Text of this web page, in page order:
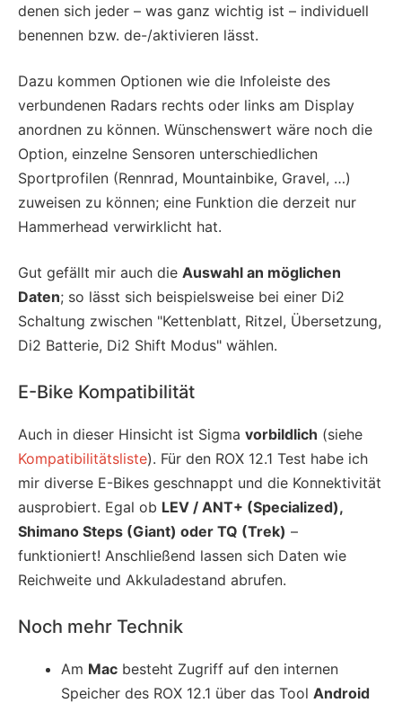
denen sich jeder – was ganz wichtig ist – individuell
benennen bzw. de-/aktivieren lässt.
Dazu kommen Optionen wie die Infoleiste des
verbundenen Radars rechts oder links am Display
anordnen zu können. Wünschenswert wäre noch die
Option, einzelne Sensoren unterschiedlichen
Sportprofilen (Rennrad, Mountainbike, Gravel, …)
zuweisen zu können; eine Funktion die derzeit nur
Hammerhead verwirklicht hat.
Gut gefällt mir auch die Auswahl an möglichen
Daten; so lässt sich beispielsweise bei einer Di2
Schaltung zwischen "Kettenblatt, Ritzel, Übersetzung,
Di2 Batterie, Di2 Shift Modus" wählen.
E-Bike Kompatibilität
Auch in dieser Hinsicht ist Sigma vorbildlich (siehe
Kompatibilitätsliste). Für den ROX 12.1 Test habe ich
mir diverse E-Bikes geschnappt und die Konnektivität
ausprobiert. Egal ob LEV / ANT+ (Specialized),
Shimano Steps (Giant) oder TQ (Trek) –
funktioniert! Anschließend lassen sich Daten wie
Reichweite und Akkuladestand abrufen.
Noch mehr Technik
Am Mac besteht Zugriff auf den internen
Speicher des ROX 12.1 über das Tool Android